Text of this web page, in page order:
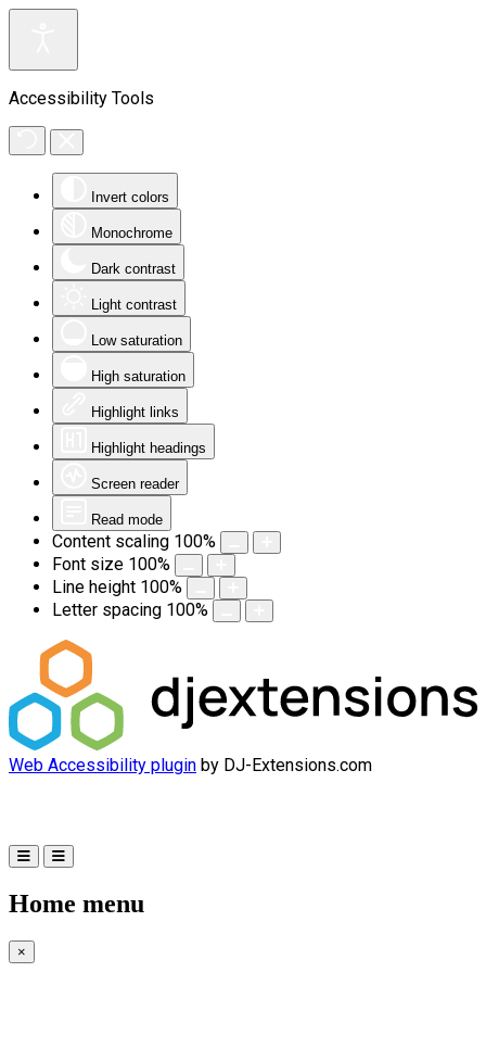
Accessibility Tools
Invert colors
Monochrome
Dark contrast
Light contrast
Low saturation
High saturation
Highlight links
Highlight headings
Screen reader
Read mode
Content scaling 100%
Font size 100%
Line height 100%
Letter spacing 100%
Web Accessibility plugin by DJ-Extensions.com
Home menu
×